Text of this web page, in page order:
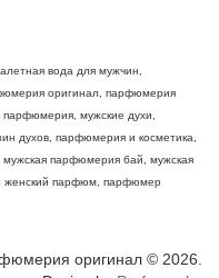
вода для мужчин,
оригинал, парфюмерия
парфюмерия, мужские духи,
духов, парфюмерия и косметика,
мужская парфюмерия бай, мужская
женский парфюм, парфюмер
оригинал © 2026.